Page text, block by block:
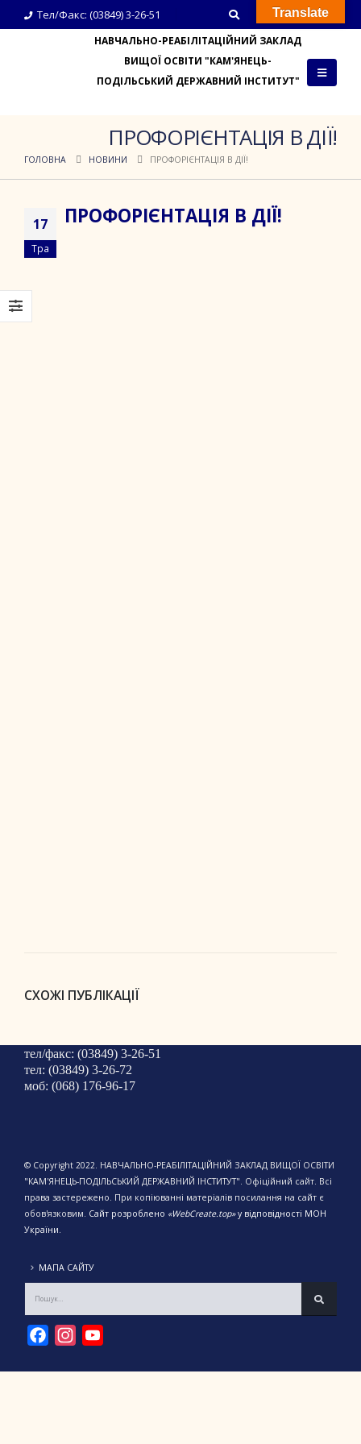
Тел/Факс: (03849) 3-26-51
НАВЧАЛЬНО-РЕАБІЛІТАЦІЙНИЙ ЗАКЛАД
ВИЩОЇ ОСВІТИ "КАМ'ЯНЕЦЬ-
ПОДІЛЬСЬКИЙ ДЕРЖАВНИЙ ІНСТИТУТ"
ПРОФОРІЄНТАЦІЯ В ДІЇ!
ГОЛОВНА НОВИНИ ПРОФОРІЄНТАЦІЯ В ДІЇ!
17
Тра
ПРОФОРІЄНТАЦІЯ В ДІЇ!
СХОЖІ ПУБЛІКАЦІЇ
тел/факс: (03849) 3-26-51
тел: (03849) 3-26-72
моб: (068) 176-96-17
© Copyright 2022. НАВЧАЛЬНО-РЕАБІЛІТАЦІЙНИЙ ЗАКЛАД ВИЩОЇ ОСВІТИ
"КАМ'ЯНЕЦЬ-ПОДІЛЬСЬКИЙ ДЕРЖАВНИЙ ІНСТИТУТ". Офіційний сайт. Всі
права застережено. При копіюванні матеріалів посилання на сайт є
обов'язковим. Сайт розроблено «WebCreate.top»у відповідності МОН
України.
МАПА САЙТУ
FacebookInstagram
Translate